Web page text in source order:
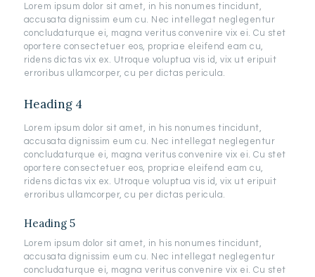
Lorem ipsum dolor sit amet, in his nonumes tincidunt,
accusata dignissim eum cu. Nec intellegat neglegentur
concludaturque ei, magna veritus convenire vix ei. Cu stet
oportere consectetuer eos, propriae eleifend eam cu,
ridens dictas vix ex. Utroque voluptua vis id, vix ut eripuit
erroribus ullamcorper, cu per dictas pericula.
Heading 4
Lorem ipsum dolor sit amet, in his nonumes tincidunt,
accusata dignissim eum cu. Nec intellegat neglegentur
concludaturque ei, magna veritus convenire vix ei. Cu stet
oportere consectetuer eos, propriae eleifend eam cu,
ridens dictas vix ex. Utroque voluptua vis id, vix ut eripuit
erroribus ullamcorper, cu per dictas pericula.
Heading 5
Lorem ipsum dolor sit amet, in his nonumes tincidunt,
accusata dignissim eum cu. Nec intellegat neglegentur
concludaturque ei, magna veritus convenire vix ei. Cu stet